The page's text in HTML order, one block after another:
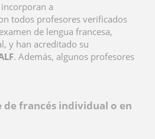
a
todos profesores verificados
de lengua francesa,
y han acreditado su
. Además, algunos profesores
de francés individual o en